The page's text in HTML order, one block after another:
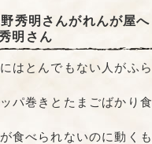
秀明さんがれんが屋
明さん
はとんでもない人がふ
パ巻きとたまごばかり
食べられないのに動く